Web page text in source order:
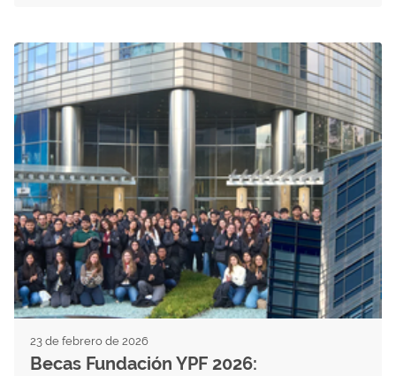
23 de febrero de 2026
Becas Fundación YPF 2026: